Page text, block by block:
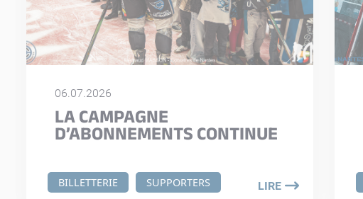
BILLETTERIE SUPPORTERS
06.07.2026
LA CAMPAGNE
D’ABONNEMENTS CONTINUE
LIRE